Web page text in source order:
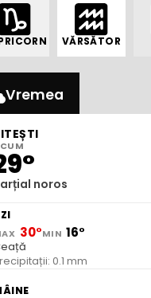
VĂRSĂTOR
Vremea
noros
30°MIN 16°
0.1 mm